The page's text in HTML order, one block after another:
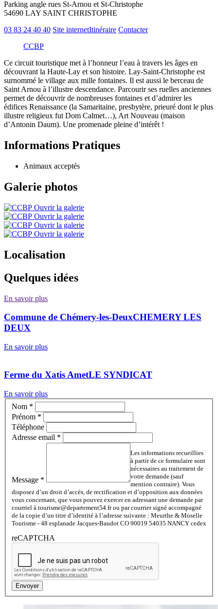
Parking angle rues St-Arnou et St-Christophe
54690 LAY SAINT CHRISTOPHE
03 83 24 40 40 Site internetItinéraire Contacter
CCBP
Ce circuit touristique met à l’honneur l’eau à travers les âges en
découvrant la Haute-Lay et son histoire. Lay-Saint-Christophe est
surnommé le village aux mille fontaines. Il est aussi le berceau de
Saint Arnou à l’illustre descendance. Parcourir ses ruelles anciennes
permet de découvrir de nombreuses fontaines et d’admirer les
édifices Renaissance (la Samaritaine, presbytère, prieuré dont le plus
illustre religieux fut Dom Calmet…), Art Nouveau (maison
d’Antonin Daum). Une promenade pleine d’intérêt !
Informations Pratiques
Animaux acceptés
Galerie photos
Ouvrir la galerie
Ouvrir la galerie
Ouvrir la galerie
Ouvrir la galerie
Localisation
Quelques idées
En savoir plus
Commune de Chémery-les-DeuxCHEMERY LES
DEUX
En savoir plus
Ferme du Xatis AmetLE SYNDICAT
En savoir plus
Nom *
Prénom *
Téléphone
Adresse email *
Message *
Les informations recueillies
à partir de ce formulaire sont
nécessaires au traitement de
votre demande (sauf
mention contraire). Vous
disposez d’un droit d’accès, de rectification et d’opposition aux données
vous concernant, que vous pouvez exercer en adressant une demande par
courriel à tourisme@departement54.fr ou par courrier signé accompagné
de la copie d’un titre d’identité à l’adresse suivante : Meurthe & Moselle
Tourisme - 48 esplanade Jacques-Baudot CO 90019 54035 NANCY cedex
reCAPTCHA